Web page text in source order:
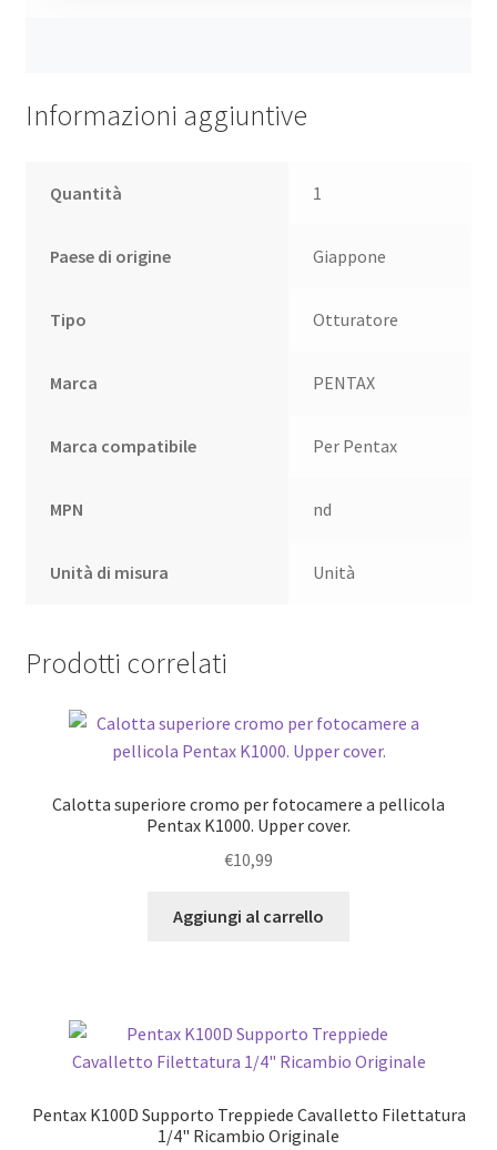
Informazioni aggiuntive
Quantità 1
Paese di origine Giappone
Tipo Otturatore
Marca PENTAX
Marca compatibile Per Pentax
MPN nd
Unità di misura Unità
Prodotti correlati
Calotta superiore cromo per fotocamere a pellicola
Pentax K1000. Upper cover.
€10,99
Aggiungi al carrello
Pentax K100D Supporto Treppiede Cavalletto Filettatura
1/4" Ricambio Originale